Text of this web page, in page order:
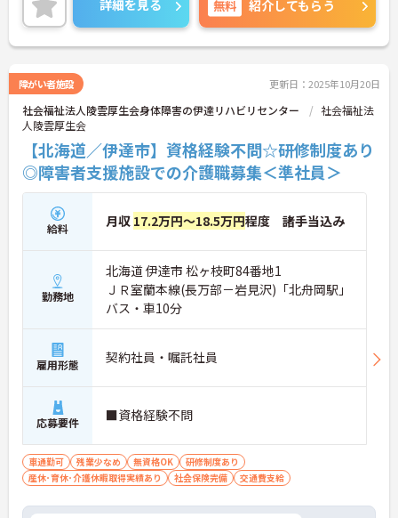
詳細を見る 無料 紹介してもらう
障がい者施設 更新日：2025年10月20日
社会福祉法人陵雲厚生会身体障害の伊達リハビリセンター
社会福祉法
人陵雲厚生会
【北海道／伊達市】資格経験不問☆研修制度あり
◎障害者支援施設での介護職募集＜準社員＞
給料 月収 17.2万円～18.5万円程度 諸手当込み
勤務地
北海道 伊達市 松ヶ枝町84番地1
ＪＲ室蘭本線(長万部－岩見沢)「北舟岡駅」
バス・車10分
雇用形態 契約社員・嘱託社員
応募要件 ■資格経験不問
車通勤可 残業少なめ 無資格OK
研修制度あり
産休･育休･介護休暇取得実績あり
社会保険完備 交通費支給